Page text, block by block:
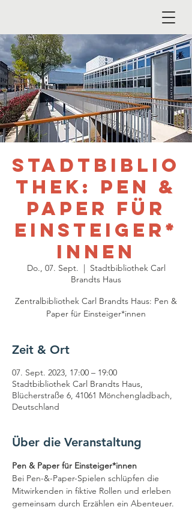
Stadtbiblio
thek: Pen &
Paper für
Einsteiger*
innen
Do., 07. Sept.
  |
Stadtbibliothek Carl
Brandts Haus
Zentralbibliothek Carl Brandts Haus: Pen &
Paper für Einsteiger*innen
Zeit & Ort
07. Sept. 2023, 17:00 – 19:00
Stadtbibliothek Carl Brandts Haus,
Blücherstraße 6, 41061 Mönchengladbach,
Deutschland
Über die Veranstaltung
Pen & Paper für Einsteiger*innen
Bei Pen-&-Paper-Spielen schlüpfen die
Mitwirkenden in fiktive Rollen und erleben
gemeinsam durch Erzählen ein Abenteuer.